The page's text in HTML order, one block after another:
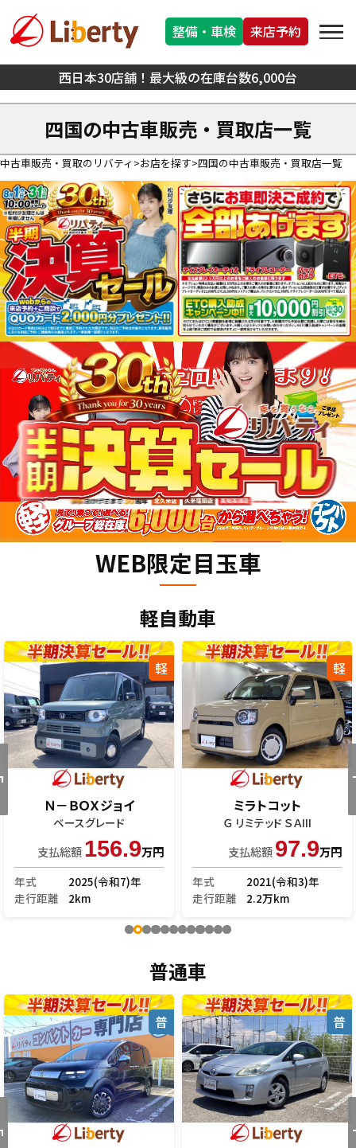
西日本30店舗！最大級の在庫台数6,000台
整備・車検 来店予約
四国の中古車販売・買取店一覧
中古車販売・買取のリバティ お店を探す 四国の中古車販売・買取店一覧
WEB限定目玉車
軽自動車
軽
Ｎ－ＢＯＸジョイ
ベースグレード
支払総額156.9万円
年式
2025(令和7)年
走行距離
2km
軽
ミラトコット
Ｇ リミテッド ＳＡIII
支払総額97.9万円
年式
2021(令和3)年
走行距離
2.2万km
普通車
普 普